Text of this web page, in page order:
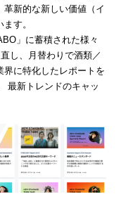
新的な新しい価値（イ
す。
」に蓄積された様々
し、月替わりで酒類／
に特化したレポートを
最新トレンドのキャッ